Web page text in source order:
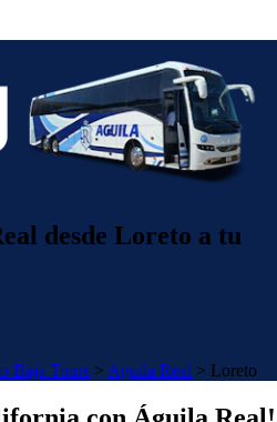
desde Loreto a tu
Baja Tours > Aguila Real > Loreto